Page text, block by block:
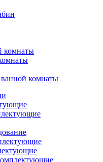
комнаты
комнаты